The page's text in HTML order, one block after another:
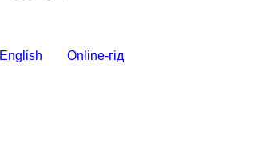
English Online-гід